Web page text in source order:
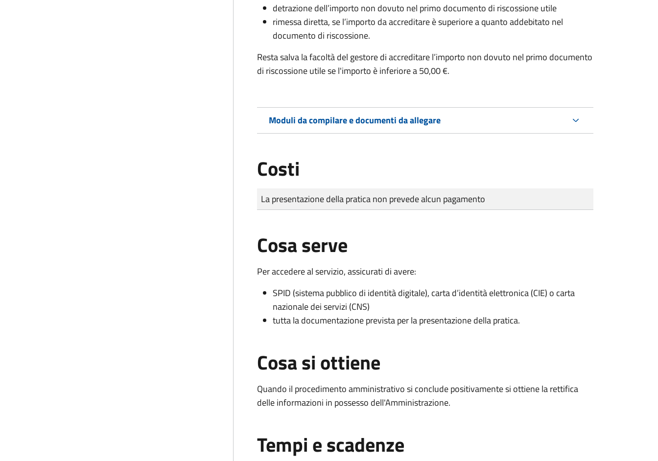
detrazione dell’importo non dovuto nel primo documento di riscossione utile
rimessa diretta, se l’importo da accreditare è superiore a quanto addebitato nel
documento di riscossione.
Resta salva la facoltà del gestore di accreditare l’importo non dovuto nel primo documento
di riscossione utile se l'importo è inferiore a 50,00 €.
Moduli da compilare e documenti da allegare
Costi
Tipo di pagamento
Importo
La presentazione della pratica non prevede alcun pagamento
Cosa serve
Per accedere al servizio, assicurati di avere:
SPID (sistema pubblico di identità digitale), carta d’identità elettronica (CIE) o carta
nazionale dei servizi (CNS)
tutta la documentazione prevista per la presentazione della pratica.
Cosa si ottiene
Quando il procedimento amministrativo si conclude positivamente si ottiene la rettifica
delle informazioni in possesso dell'Amministrazione.
Tempi e scadenze